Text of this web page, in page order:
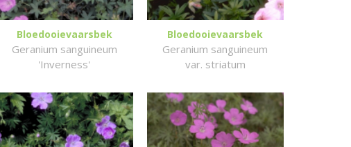
Bloedooievaarsbek
Geranium sanguineum
'Inverness'
Bloedooievaarsbek
Geranium sanguineum
var. striatum